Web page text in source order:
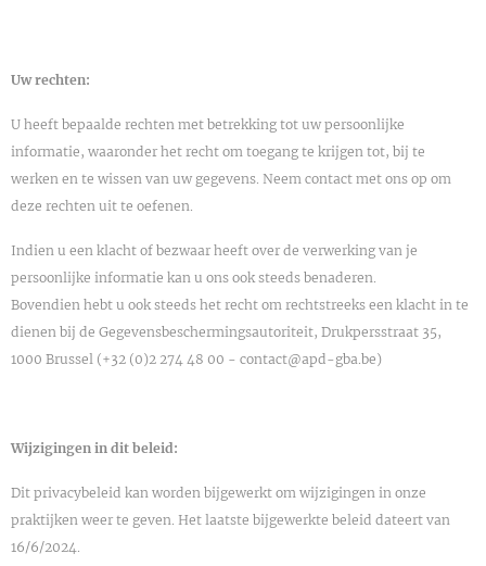
Uw rechten:
U heeft bepaalde rechten met betrekking tot uw persoonlijke
informatie, waaronder het recht om toegang te krijgen tot, bij te
werken en te wissen van uw gegevens. Neem contact met ons op om
deze rechten uit te oefenen.
Indien u een klacht of bezwaar heeft over de verwerking van je
persoonlijke informatie kan u ons ook steeds benaderen.
Bovendien hebt u ook steeds het recht om rechtstreeks een klacht in te
dienen bij de Gegevensbeschermingsautoriteit, Drukpersstraat 35,
1000 Brussel (+32 (0)2 274 48 00 - contact@apd-gba.be)
Wijzigingen in dit beleid:
Dit privacybeleid kan worden bijgewerkt om wijzigingen in onze
praktijken weer te geven. Het laatste bijgewerkte beleid dateert van
16/6/2024.